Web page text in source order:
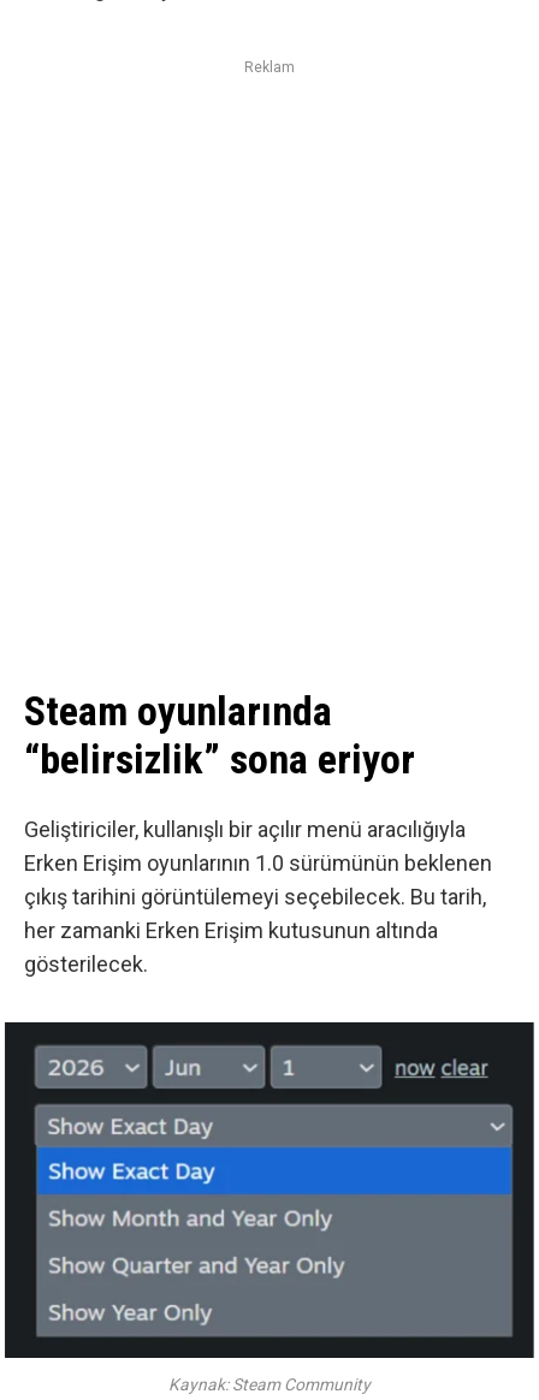
Reklam
Steam oyunlarında
“belirsizlik” sona eriyor
Geliştiriciler, kullanışlı bir açılır menü aracılığıyla
Erken Erişim oyunlarının 1.0 sürümünün beklenen
çıkış tarihini görüntülemeyi seçebilecek. Bu tarih,
her zamanki Erken Erişim kutusunun altında
gösterilecek.
Kaynak: Steam Community